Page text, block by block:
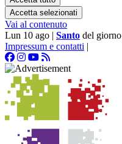
Accetta selezionati
Vai al contenuto
Lun 10 ago | Santo del giorno
Impressum e contatti |